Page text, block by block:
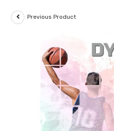
Previous Product